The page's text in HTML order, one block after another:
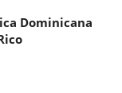
Dominicana